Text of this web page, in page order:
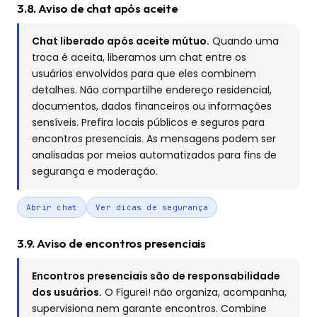
3.8. Aviso de chat após aceite
Chat liberado após aceite mútuo. Quando uma
troca é aceita, liberamos um chat entre os
usuários envolvidos para que eles combinem
detalhes. Não compartilhe endereço residencial,
documentos, dados financeiros ou informações
sensíveis. Prefira locais públicos e seguros para
encontros presenciais. As mensagens podem ser
analisadas por meios automatizados para fins de
segurança e moderação.
Abrir chat Ver dicas de segurança
3.9. Aviso de encontros presenciais
Encontros presenciais são de responsabilidade
dos usuários. O Figurei! não organiza, acompanha,
supervisiona nem garante encontros. Combine